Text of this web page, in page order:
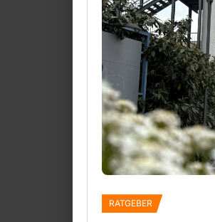
RATGEBER